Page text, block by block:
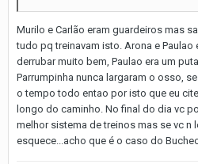
Murilo e Carlão eram guardeiros mas
tudo pq treinavam isto. Arona e
derrubar muito bem, Paulao era um
Parrumpinha nunca largaram o osso,
o tempo todo entao por isto que eu
longo do caminho. No final do dia vc
melhor sistema de treinos mas se vc n
esquece...acho que é o caso do